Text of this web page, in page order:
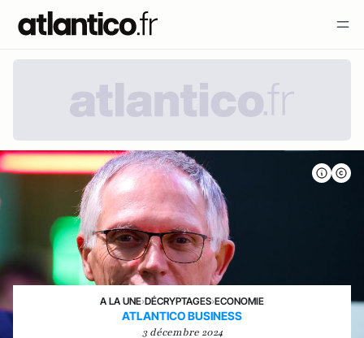
A LA UNE›DÉCRYPTAGES›ECONOMIE
ATLANTICO BUSINESS
3 décembre 2024